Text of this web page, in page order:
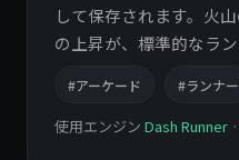
して保存されます。火
の上昇が、標準的なラン
#アーケード #ランナー
使用エンジン Dash Runner ·